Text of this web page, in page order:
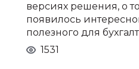
версиях решения, о
появилось
полезного для
1531